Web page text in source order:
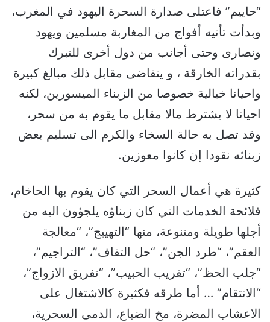
“حاييم” فاعتلى صدارة السحرة اليهود في المغرب،
وبدأت تأتيه أفواج من المغاربة مسلمين ويهود
ونصارى وحتى أجانب من دول أخرى للتبرك
بقدراته الخارقة ، و يتقاضى مقابل ذلك مبالغ كبيرة
واحيانا خيالية خصوصا من الزبناء الميسورين، لكنه
احيانا لا يشترط مالا مقابل ما يقوم به من سحر،
وقد تصل به حالة السخاء والكرم الى تسليم بعض
زبنائه نقودا إن كانوا معوزين.
كثيرة هي أعمال السحر التي كان يقوم بها الحاخام،
فلائحة الخدمات التي كان زبناؤه يلجؤون اليه من
أجلها طويلة ومتنوعة، منها “التهييج”، “معالجة
العقم”، “طرد الجن”، “حل التقاف”، “التراجيم”،
“جلب الحظ”، “تقريب الحبيب”، “تفريق الازواج”،
“الانتقام” … أما طرقه فكثيرة كالاشتغال على
الاعشاب المضرة، مخ الضباع، الدمى السحرية،